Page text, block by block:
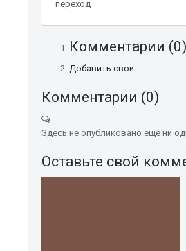
переход
Комментарии (0)
Добавить свои
Комментарии (0)
Здесь не опубликовано еще ни
Оставьте свой